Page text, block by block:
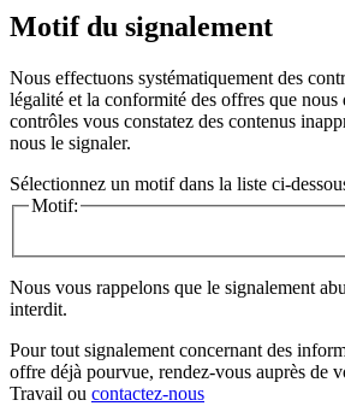
Motif du signalement
Nous effectuons systématiquement des
légalité et la conformité des offres que
contrôles vous constatez des contenus
nous le signaler.
Sélectionnez un motif dans la liste ci-
Motif:
Nous vous rappelons que le signalement
interdit.
Pour tout signalement concernant des
offre déjà pourvue, rendez-vous auprès de
Travail ou contactez-nous